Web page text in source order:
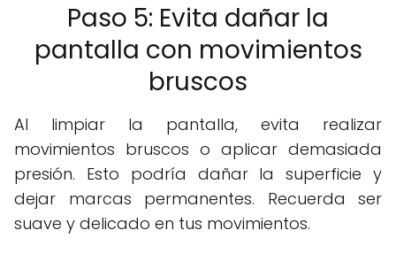
Paso 5: Evita dañar la
pantalla con movimientos
bruscos
Al limpiar la pantalla, evita realizar
movimientos bruscos o aplicar demasiada
presión. Esto podría dañar la superficie y
dejar marcas permanentes. Recuerda ser
suave y delicado en tus movimientos.